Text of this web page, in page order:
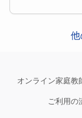
オンライン家庭教
ご利用の